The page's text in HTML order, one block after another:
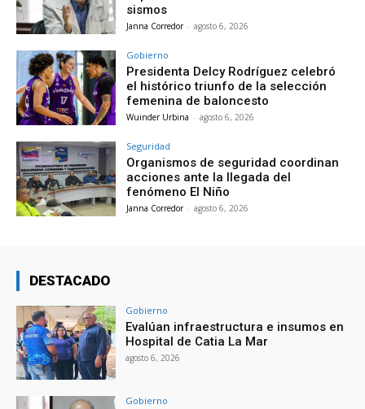
sismos
Janna Corredor - agosto 6, 2026
Gobierno
Presidenta Delcy Rodríguez celebró
el histórico triunfo de la selección
femenina de baloncesto
Wuinder Urbina - agosto 6, 2026
Seguridad
Organismos de seguridad coordinan
acciones ante la llegada del
fenómeno El Niño
Janna Corredor - agosto 6, 2026
DESTACADO
Gobierno
Evalúan infraestructura e insumos en
Hospital de Catia La Mar
agosto 6, 2026
Gobierno